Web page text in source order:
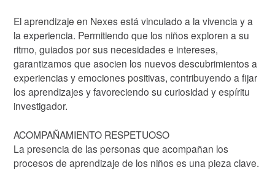
El aprendizaje en Nexes está vinculado a la vivencia y a
la experiencia. Permitiendo que los niños exploren a su
ritmo, guiados por sus necesidades e intereses,
garantizamos que asocien los nuevos descubrimientos a
experiencias y emociones positivas, contribuyendo a fijar
los aprendizajes y favoreciendo su curiosidad y espíritu
investigador.
ACOMPAÑAMIENTO RESPETUOSO
La presencia de las personas que acompañan los
procesos de aprendizaje de los niños es una pieza clave.